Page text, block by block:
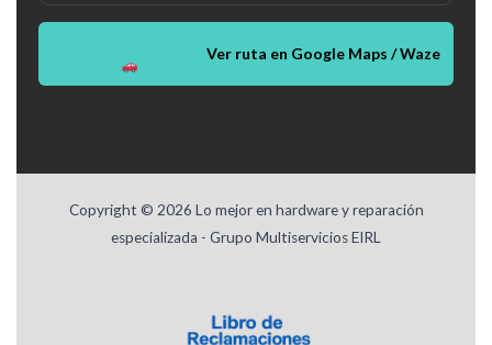
Ver ruta en Google Maps / Waze
Copyright © 2026 Lo mejor en hardware y reparación
especializada - Grupo Multiservicios EIRL